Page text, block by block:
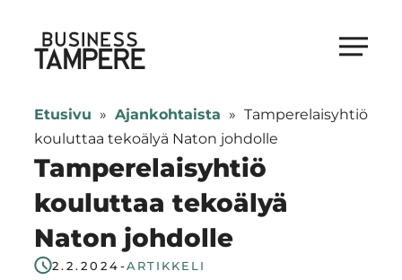
suoraan
sisältöön
Business Tampere
Tampere
supports
talents,
investors
and
entrepreneurs
in
Etusivu » Ajankohtaista » Tamperelaisyhtiö
kouluttaa tekoälyä Naton johdolle
Tamperelaisyhtiö
kouluttaa tekoälyä
Naton johdolle
2.2.2024-ARTIKKELI